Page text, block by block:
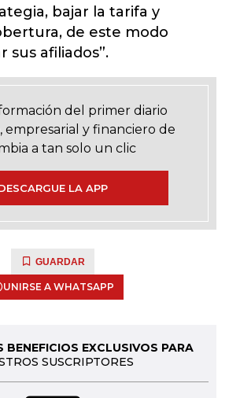
bajar la tarifa y
de este modo
sus afiliados”.
del primer diario
empresarial y financiero de
a tan solo un clic
LA APP
GUARDAR
UNIRSE A WHATSAPP
EXCLUSIVOS PARA
SUSCRIPTORES